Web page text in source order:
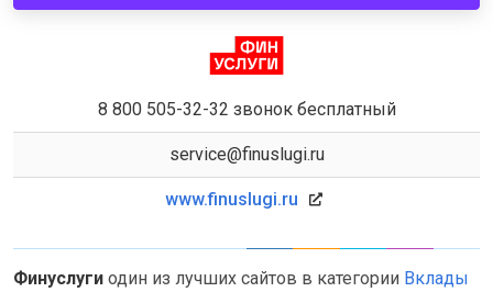
8 800 505-32-32 звонок бесплатный
service@finuslugi.ru
www.finuslugi.ru
Финуслуги один из лучших сайтов в категории Вклады